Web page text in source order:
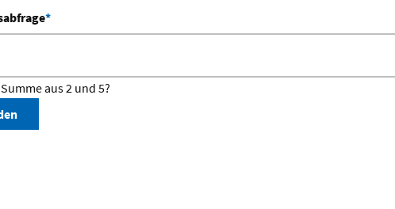
*
aus 2 und 5?